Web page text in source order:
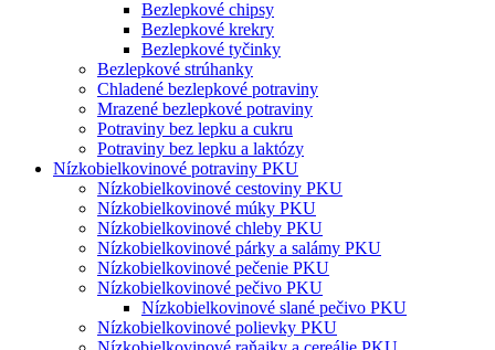
Bezlepkové chipsy
Bezlepkové krekry
Bezlepkové tyčinky
Bezlepkové strúhanky
Chladené bezlepkové potraviny
Mrazené bezlepkové potraviny
Potraviny bez lepku a cukru
Potraviny bez lepku a laktózy
Nízko­bielkovinové potraviny PKU
Nízko­bielkovinové cestoviny PKU
Nízko­bielkovinové múky PKU
Nízkobielkovinové chleby PKU
Nízkobielkovinové párky a salámy PKU
Nízkobielkovinové pečenie PKU
Nízkobielkovinové pečivo PKU
Nízkobielkovinové slané pečivo PKU
Nízkobielkovinové polievky PKU